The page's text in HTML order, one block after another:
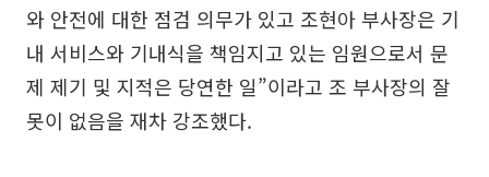
와 안전에 대한 점검 의무가 있고 조현아 부사장은 기
내 서비스와 기내식을 책임지고 있는 임원으로서 문
제 제기 및 지적은 당연한 일”이라고 조 부사장의 잘
못이 없음을 재차 강조했다.